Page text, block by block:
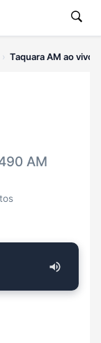
Taquara AM ao vivo
AM